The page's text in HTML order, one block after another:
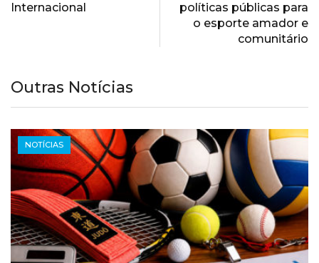
Internacional
políticas públicas para
o esporte amador e
comunitário
Outras Notícias
NOTÍCIAS